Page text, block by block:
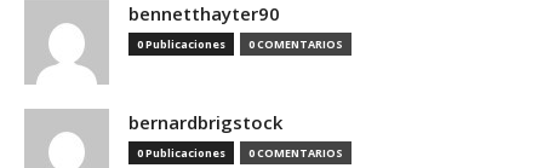
bennetthayter90
0 Publicaciones 0 COMENTARIOS
bernardbrigstock
0 Publicaciones 0 COMENTARIOS